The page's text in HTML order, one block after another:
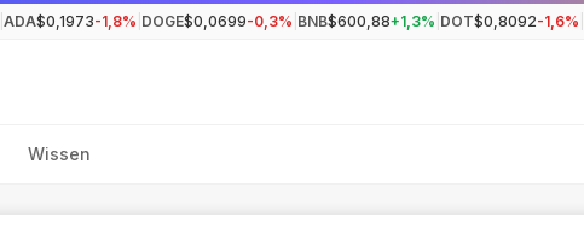
ADA$0,1973-1,8% DOGE$0,0699-0,3% BNB$600,88+1,3% DOT$0,8092-1,6%
Wissen